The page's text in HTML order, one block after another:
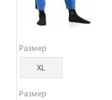
Размер
XL
Размер